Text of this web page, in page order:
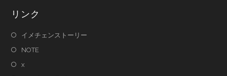
リンク
イメチェンストーリー
NOTE
x